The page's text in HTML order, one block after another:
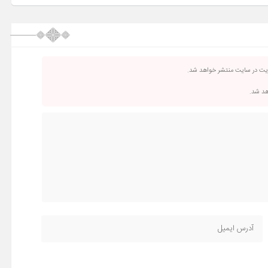
در سایت منتشر خواهد شد.
شد.